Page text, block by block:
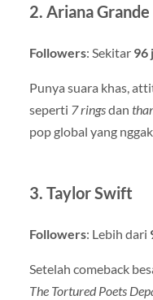
2. Ariana Grande
Followers: Sekitar 96
Punya suara khas,
seperti 7 ringsdan
pop global yang
3. Taylor Swift
Followers: Lebih dari
Setelah comeback
The Tortured Poets